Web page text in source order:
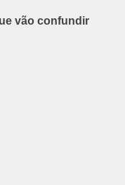
vão confundir